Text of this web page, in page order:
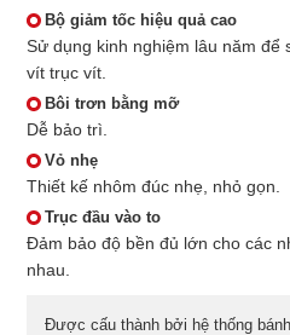
Bộ giảm tốc hiệu quả cao
Sử dụng kinh nghiệm lâu năm để
vít trục vít.
Bôi trơn bằng mỡ
Dễ bảo trì.
Vỏ nhẹ
Thiết kế nhôm đúc nhẹ, nhỏ gọn.
Trục đầu vào to
Đảm bảo độ bền đủ lớn cho các
nhau.
Được cấu thành bởi hệ thống